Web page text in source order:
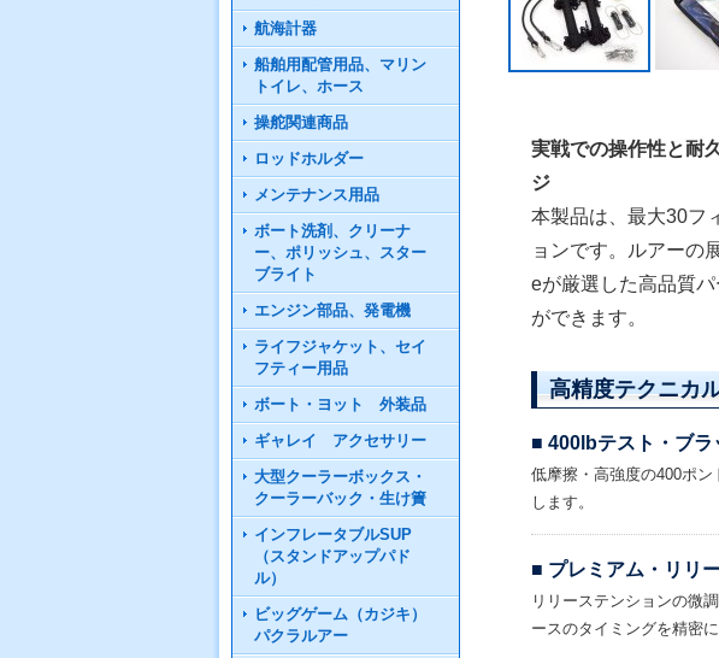
航海計器
船舶用配管用品、マリン
トイレ、ホース
操舵関連商品
ロッドホルダー
メンテナンス用品
ボート洗剤、クリーナ
ー、ポリッシュ、スター
ブライト
エンジン部品、発電機
ライフジャケット、セイ
フティー用品
ボート・ヨット 外装品
ギャレイ アクセサリー
大型クーラーボックス・
クーラーバック・生け簀
インフレータブルSUP
（スタンドアップパド
ル）
ビッグゲーム（カジキ）
パクラルアー
実戦での操作性と耐
ジ
本製品は、最大30フ
ョンです。ルアーの
eが厳選した高品質
ができます。
高精度テクニカ
■ 400lbテスト・ブ
低摩擦・高強度の400ポ
します。
■ プレミアム・リリ
リリーステンションの微
ースのタイミングを精密